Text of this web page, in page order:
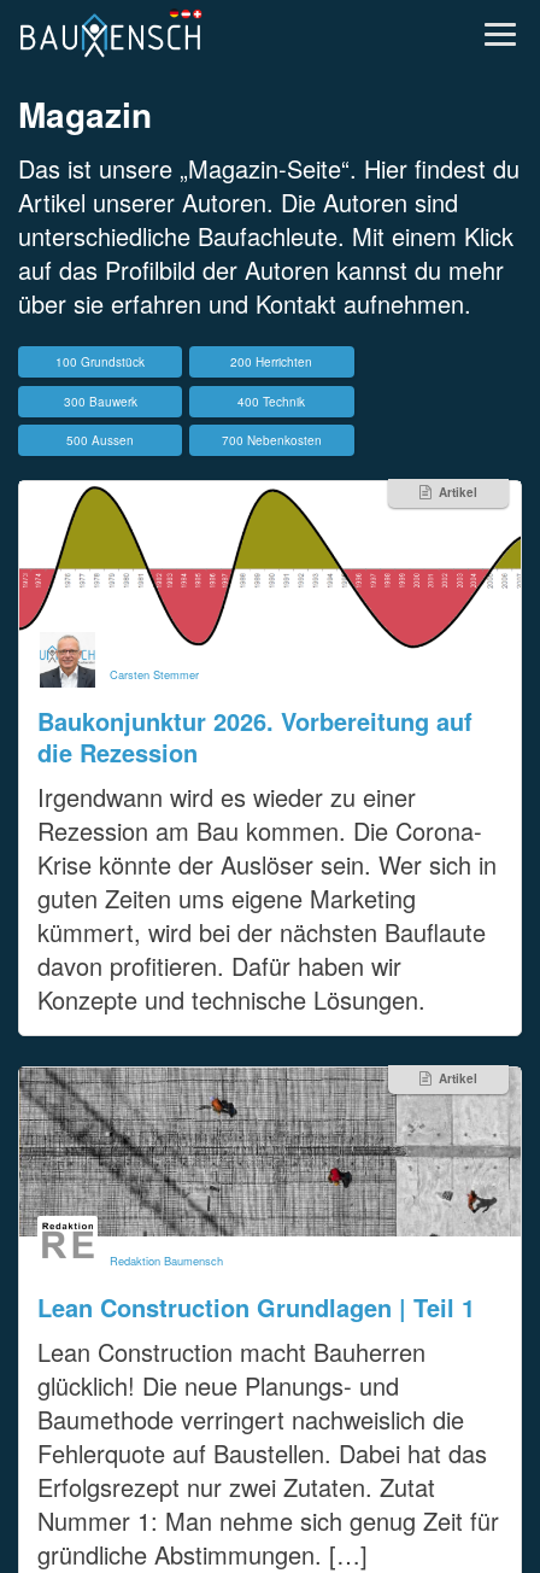
Magazin
Das ist unsere „Magazin-Seite“. Hier findest du
Artikel unserer Autoren. Die Autoren sind
unterschiedliche Baufachleute. Mit einem Klick
auf das Profilbild der Autoren kannst du mehr
über sie erfahren und Kontakt aufnehmen.
100 Grundstück 200 Herrichten
300 Bauwerk 400 Technik
500 Aussen 700 Nebenkosten
Artikel
Carsten Stemmer
Baukonjunktur 2026. Vorbereitung auf
die Rezession
Irgendwann wird es wieder zu einer
Rezession am Bau kommen. Die Corona-
Krise könnte der Auslöser sein. Wer sich in
guten Zeiten ums eigene Marketing
kümmert, wird bei der nächsten Bauflaute
davon profitieren. Dafür haben wir
Konzepte und technische Lösungen.
Artikel
Redaktion Baumensch
Lean Construction Grundlagen | Teil 1
Lean Construction macht Bauherren
glücklich! Die neue Planungs- und
Baumethode verringert nachweislich die
Fehlerquote auf Baustellen. Dabei hat das
Erfolgsrezept nur zwei Zutaten. Zutat
Nummer 1: Man nehme sich genug Zeit für
gründliche Abstimmungen. […]